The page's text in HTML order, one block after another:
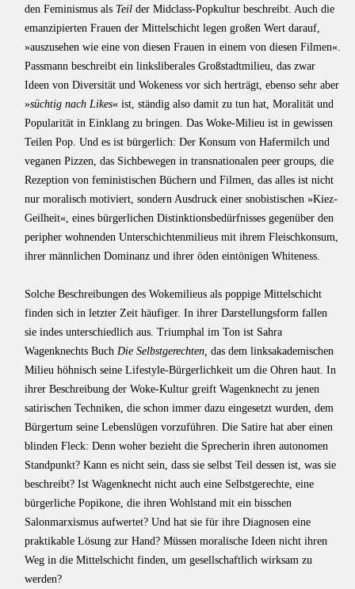
den Feminismus als Teil der Midclass-Popkultur beschreibt. Auch die
emanzipierten Frauen der Mittelschicht legen großen Wert darauf,
»auszusehen wie eine von diesen Frauen in einem von diesen Filmen«.
Passmann beschreibt ein linksliberales Großstadtmilieu, das zwar
Ideen von Diversität und Wokeness vor sich herträgt, ebenso sehr aber
»süchtig nach Likes« ist, ständig also damit zu tun hat, Moralität und
Popularität in Einklang zu bringen. Das Woke-Milieu ist in gewissen
Teilen Pop. Und es ist bürgerlich: Der Konsum von Hafermilch und
veganen Pizzen, das Sichbewegen in transnationalen peer groups, die
Rezeption von feministischen Büchern und Filmen, das alles ist nicht
nur moralisch motiviert, sondern Ausdruck einer snobistischen »Kiez-
Geilheit«, eines bürgerlichen Distinktionsbedürfnisses gegenüber den
peripher wohnenden Unterschichtenmilieus mit ihrem Fleischkonsum,
ihrer männlichen Dominanz und ihrer öden eintönigen Whiteness.
Solche Beschreibungen des Wokemilieus als poppige Mittelschicht
finden sich in letzter Zeit häufiger. In ihrer Darstellungsform fallen
sie indes unterschiedlich aus. Triumphal im Ton ist Sahra
Wagenknechts Buch Die Selbstgerechten, das dem linksakademischen
Milieu höhnisch seine Lifestyle-Bürgerlichkeit um die Ohren haut. In
ihrer Beschreibung der Woke-Kultur greift Wagenknecht zu jenen
satirischen Techniken, die schon immer dazu eingesetzt wurden, dem
Bürgertum seine Lebenslügen vorzuführen. Die Satire hat aber einen
blinden Fleck: Denn woher bezieht die Sprecherin ihren autonomen
Standpunkt? Kann es nicht sein, dass sie selbst Teil dessen ist, was sie
beschreibt? Ist Wagenknecht nicht auch eine Selbstgerechte, eine
bürgerliche Popikone, die ihren Wohlstand mit ein bisschen
Salonmarxismus aufwertet? Und hat sie für ihre Diagnosen eine
praktikable Lösung zur Hand? Müssen moralische Ideen nicht ihren
Weg in die Mittelschicht finden, um gesellschaftlich wirksam zu
werden?